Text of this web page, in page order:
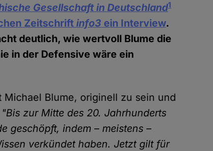
Gesellschaft in Deutschland1
Zeitschriftinfo3 ein Interview.
deutlich, wie wertvoll Blume die
in der Defensive wäre ein
Blume, originell zu sein und
"Bis zur Mitte des 20. Jahrhunderts
geschöpft, indem – meistens –
verkündet haben. Jetzt gilt für